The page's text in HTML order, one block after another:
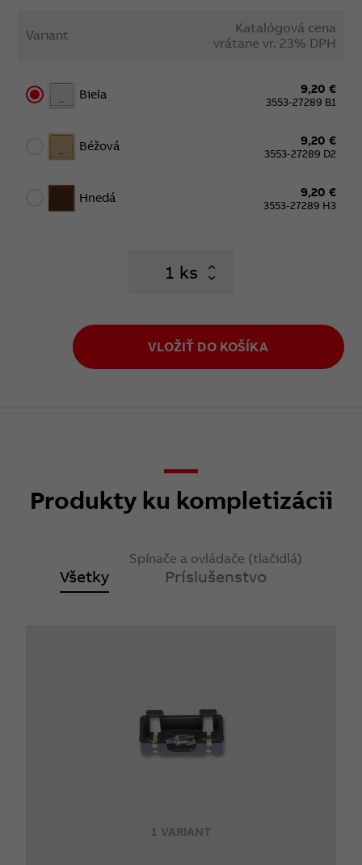
Variant
Katalógová cena
vrátane vr. 23% DPH
Biela 9,20 €
3553-27289 B1
Béžová 9,20 €
3553-27289 D2
Hnedá 9,20 €
3553-27289 H3
ks
VLOŽIŤ DO KOŠÍKA
Produkty ku kompletizácii
Všetky
Spínače a ovládače (tlačidlá)
Príslušenstvo
1 VARIANT